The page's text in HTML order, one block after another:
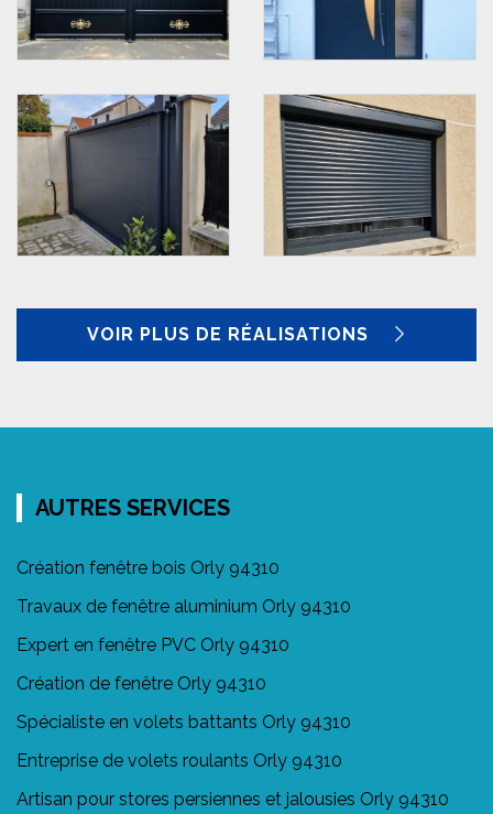
VOIR PLUS DE RÉALISATIONS
AUTRES SERVICES
Création fenêtre bois Orly 94310
Travaux de fenêtre aluminium Orly 94310
Expert en fenêtre PVC Orly 94310
Création de fenêtre Orly 94310
Spécialiste en volets battants Orly 94310
Entreprise de volets roulants Orly 94310
Artisan pour stores persiennes et jalousies Orly 94310